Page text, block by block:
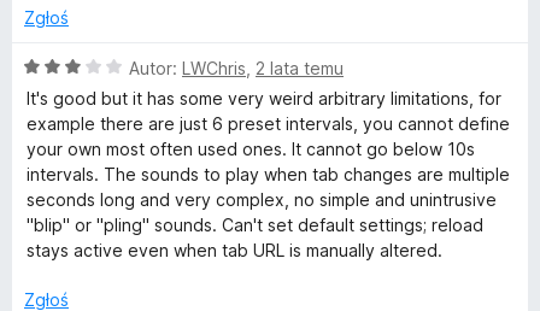
/Zgłoś
O
c
e
n
a
3
/
Autor: LWChris 2 lata temu
It's good but it has some very weird arbitrary limitations, for
example there are just 6 preset intervals, you cannot define
your own most often used ones. It cannot go below 10s
intervals. The sounds to play when tab changes are multiple
seconds long and very complex, no simple and unintrusive
"blip" or "pling" sounds. Can't set default settings; reload
stays active even when tab URL is manually altered.
Zgłoś